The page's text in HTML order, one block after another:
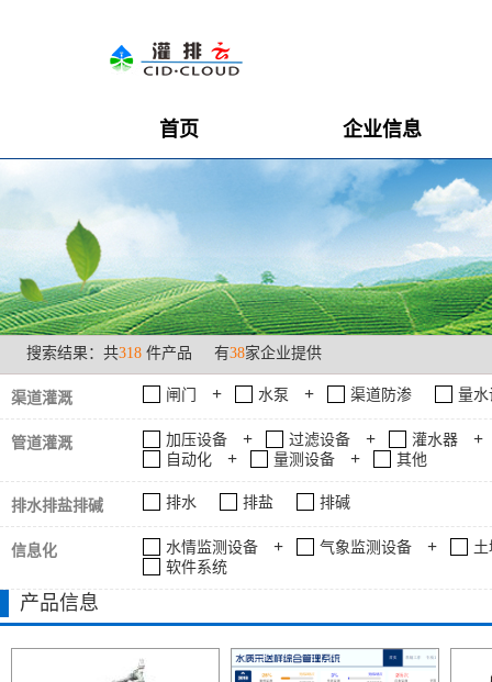
首页 企业信息
搜索结果：共318 件产品 有38家企业提供
渠道灌溉 闸门 + 水泵 + 渠道防渗 量水
管道灌溉 加压设备 + 过滤设备 + 灌水器 +
自动化 + 量测设备 + 其他
排水排盐排碱 排水 排盐 排碱
信息化 水情监测设备 + 气象监测设备 +
软件系统
产品信息